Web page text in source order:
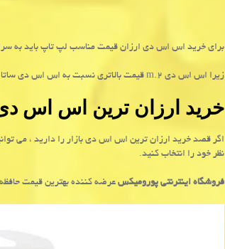
برای خرید اس اس دی ارزان قیمت مناسب لپ تاپ باید به سراغ اس اس دی ۲٫۵
زیرا اس اس دی m.2 قیمت بالاتری نسبت به اس اس دی ساتا
خرید ارزان ترین اس اس دی
اگر قصد خرید ارزان ترین اس اس دی بازار را دارید ، می
نظر خود را انتخاب کنید.
فروشگاه اینترنتی پورومیکس عرضه کننده بهترین قیمت